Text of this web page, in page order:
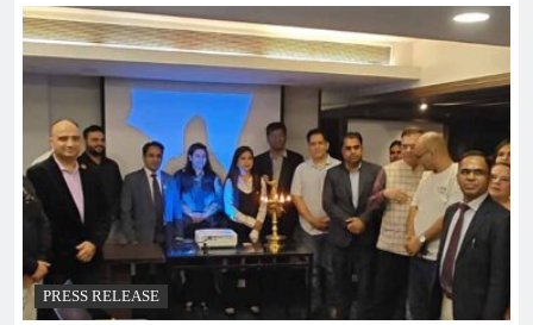
PRESS RELEASE